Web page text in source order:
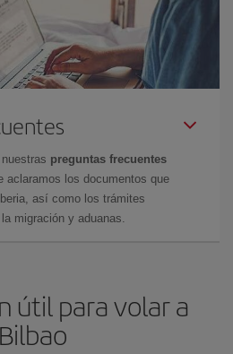
preguntas frecuentes
aclaramos los documentos que
así como los trámites
migración y aduanas.
útil para volar a
Bilbao